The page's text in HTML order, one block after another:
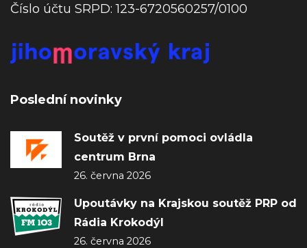
Číslo účtu SRPD: 123-6720560257/0100
Poslední novinky
Soutěž v první pomoci ovládla
centrum Brna
26. června 2026
Upoutávky na Krajskou soutěž PRP od
Rádia Krokodýl
26. června 2026